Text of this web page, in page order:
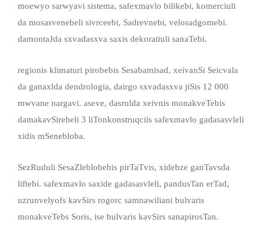
moewyo sarwyavi sistema, safexmavlo bilikebi, komerciuli
da mosasvenebeli sivrceebi, Sadrevnebi, velosadgomebi.
damontaJda sxvadasxva saxis dekoratiuli sanaTebi.
regionis klimaturi pirobebis Sesabamisad, xeivanSi Seicvala
da ganaxlda dendrologia, dairgo sxvadasxva jiSis 12 000
mwvane nargavi. aseve, dasrulda xeivnis monakveTebis
damakavSirebeli 3 liTonkonstruqciis safexmavlo gadasasvleli
xidis mSenebloba.
SezRuduli SesaZleblobebis pirTaTvis, xidebze ganTavsda
liftebi. safexmavlo saxide gadasasvleli, pandusTan erTad,
uzrunvelyofs kavSirs rogorc samnawiliani bulvaris
monakveTebs Soris, ise bulvaris kavSirs sanapirosTan.